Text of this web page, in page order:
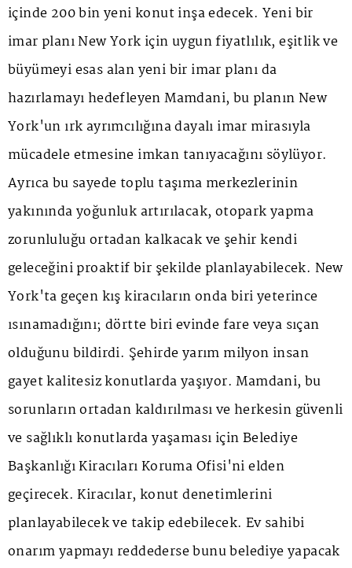
içinde 200 bin yeni konut inşa edecek. Yeni bir
imar planı New York için uygun fiyatlılık, eşitlik ve
büyümeyi esas alan yeni bir imar planı da
hazırlamayı hedefleyen Mamdani, bu planın New
York'un ırk ayrımcılığına dayalı imar mirasıyla
mücadele etmesine imkan tanıyacağını söylüyor.
Ayrıca bu sayede toplu taşıma merkezlerinin
yakınında yoğunluk artırılacak, otopark yapma
zorunluluğu ortadan kalkacak ve şehir kendi
geleceğini proaktif bir şekilde planlayabilecek. New
York'ta geçen kış kiracıların onda biri yeterince
ısınamadığını; dörtte biri evinde fare veya sıçan
olduğunu bildirdi. Şehirde yarım milyon insan
gayet kalitesiz konutlarda yaşıyor. Mamdani, bu
sorunların ortadan kaldırılması ve herkesin güvenli
ve sağlıklı konutlarda yaşaması için Belediye
Başkanlığı Kiracıları Koruma Ofisi'ni elden
geçirecek. Kiracılar, konut denetimlerini
planlayabilecek ve takip edebilecek. Ev sahibi
onarım yapmayı reddederse bunu belediye yapacak